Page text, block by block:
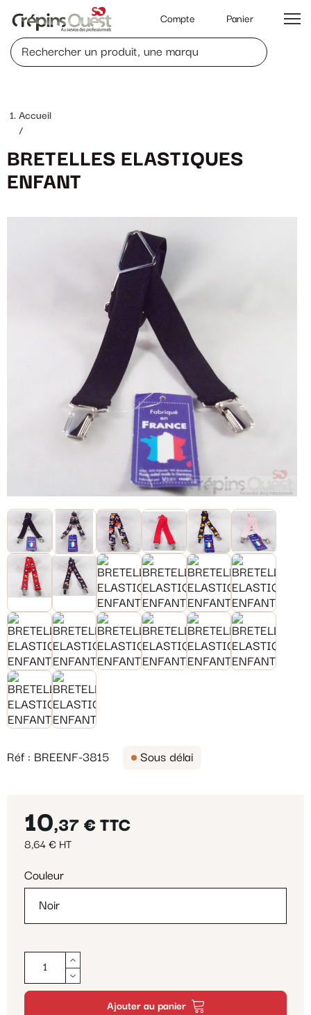
Compte Panier
Accueil
/
BRETELLES ELASTIQUES
ENFANT
Réf : BREENF-3815 Sous délai
10,37 € TTC
8,64 € HT
Couleur
Ajouter au panier